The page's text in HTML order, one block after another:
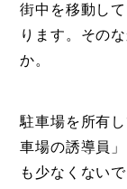
街中を移動し
ります。その
か。
駐車場を所有
車場の誘導員
も少なくないで